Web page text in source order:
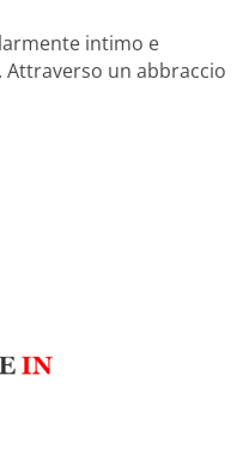
intimo e
un abbraccio